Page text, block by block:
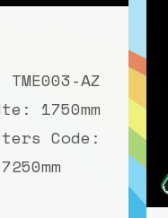
AZ
1750mm
Code: